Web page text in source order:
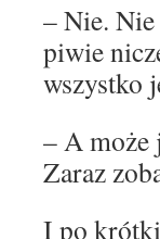
– Nie. Nie
piwie
wszystko
– A może
Zaraz
I po